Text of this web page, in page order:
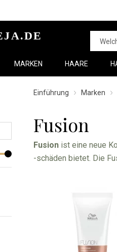
MARKEN HAARE
Einführung Marken
Fusion
Fusion ist eine neue
-schäden bietet. Die